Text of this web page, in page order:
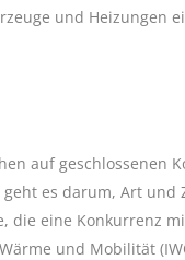
und Heizungen
auf geschlossenen
es darum, Art und
die eine Konkurrenz
und Mobilität